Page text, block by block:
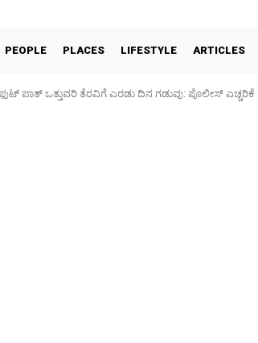
PEOPLE PLACES LIFESTYLE ARTICLES
ಪಾತ್ ಒತ್ತುವರಿ ತೆರವಿಗೆ ಎರಡು ದಿನ ಗಡುವು: ಪೊಲೀಸ್ ಎಚ್ಚರಿಕೆ
ಪಶು ಆರೋಗ್ಯ ತಪಾಸಣೆ ಶಿಬಿರ: ಕೃಷಿ ವಿದ್ಯಾರ್ಥಿಗಳಿಂದ ಉಚಿತ ಚಿಕಿತ್ಸೆ